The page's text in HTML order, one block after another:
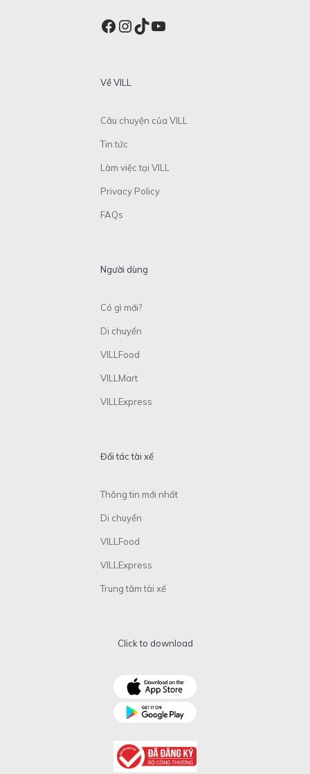
Facebook
Instagram
TikTok
YouTube
Về VILL
Câu chuyện của VILL
Tin tức
Làm việc tại VILL
Privacy Policy
FAQs
Người dùng
Có gì mới?
Di chuyển
VILLFood
VILLMart
VILLExpress
Đối tác tài xế
Thông tin mới nhất
Di chuyển
VILLFood
VILLExpress
Trung tâm tài xế
Click to download